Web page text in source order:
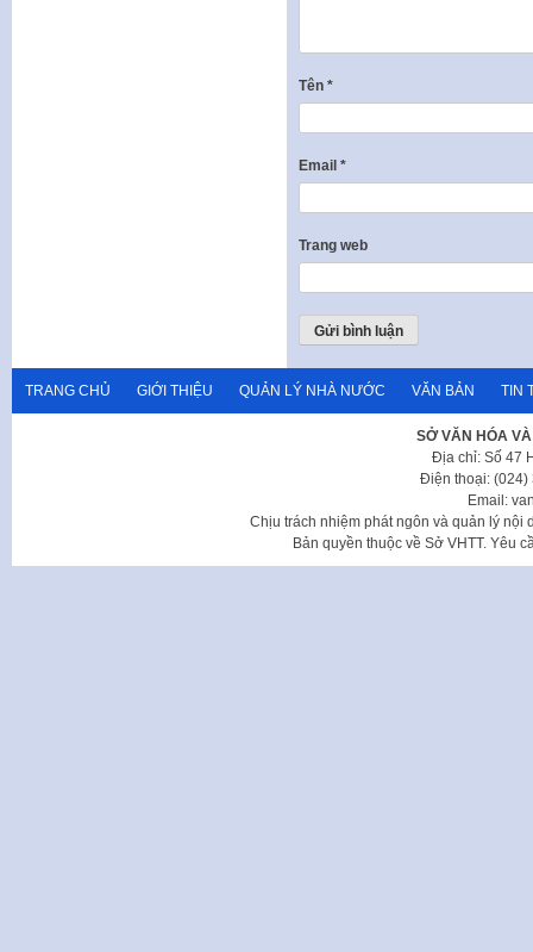
Tên *
Email *
Trang web
TRANG CHỦ GIỚI THIỆU QUẢN LÝ NHÀ NƯỚC VĂN BẢN TIN
SỞ VĂN HÓA
Địa chỉ: Số 47
Điện thoại: (024)
Email:
Chịu trách nhiệm phát ngôn và quản lý nội
Bản quyền thuộc về Sở VHTT. Yêu